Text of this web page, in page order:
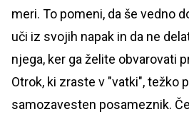
meri. To pomeni, da še vedno
uči iz svojih napak in da ne
njega, ker ga želite obvarovati
Otrok, ki zraste v "vatki", težko
samozavesten posameznik.